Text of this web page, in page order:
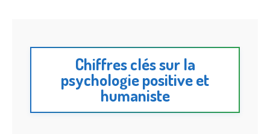
Chiffres clés sur la
psychologie positive et
humaniste